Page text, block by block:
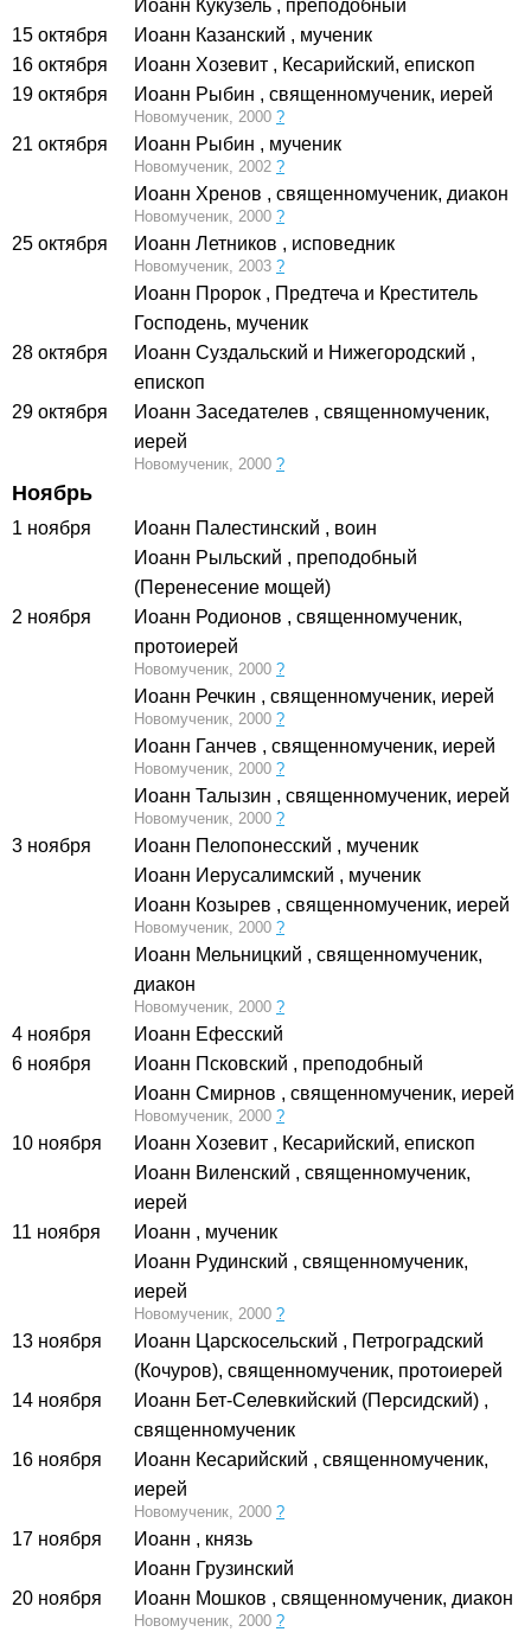
Иоанн Кукузель , преподобный
15 октября
Иоанн Казанский , мученик
16 октября
Иоанн Хозевит , Кесарийский, епископ
19 октября
Иоанн Рыбин , священномученик, иерей
Новомученик, 2000 ?
21 октября Иоанн Рыбин , мученик
Новомученик, 2002 ?
Иоанн Хренов , священномученик, диакон
Новомученик, 2000 ?
25 октября Иоанн Летников , исповедник
Новомученик, 2003 ?
Иоанн Пророк , Предтеча и Креститель
Господень, мученик
28 октября
Иоанн Суздальский и Нижегородский ,
епископ
29 октября
Иоанн Заседателев , священномученик,
иерей
Новомученик, 2000 ?
Ноябрь
1 ноября Иоанн Палестинский , воин
Иоанн Рыльский , преподобный
(Перенесение мощей)
2 ноября
Иоанн Родионов , священномученик,
протоиерей
Новомученик, 2000 ?
Иоанн Речкин , священномученик, иерей
Новомученик, 2000 ?
Иоанн Ганчев , священномученик, иерей
Новомученик, 2000 ?
Иоанн Талызин , священномученик, иерей
Новомученик, 2000 ?
3 ноября Иоанн Пелопонесский , мученик
Иоанн Иерусалимский , мученик
Иоанн Козырев , священномученик, иерей
Новомученик, 2000 ?
Иоанн Мельницкий , священномученик,
диакон
Новомученик, 2000 ?
4 ноября
Иоанн Ефесский
6 ноября
Иоанн Псковский , преподобный
Иоанн Смирнов , священномученик, иерей
Новомученик, 2000 ?
10 ноября Иоанн Хозевит , Кесарийский, епископ
Иоанн Виленский , священномученик,
иерей
11 ноября
Иоанн , мученик
Иоанн Рудинский , священномученик,
иерей
Новомученик, 2000 ?
13 ноября Иоанн Царскосельский , Петроградский
(Кочуров), священномученик, протоиерей
14 ноября
Иоанн Бет-Селевкийский (Персидский) ,
священномученик
16 ноября
Иоанн Кесарийский , священномученик,
иерей
Новомученик, 2000 ?
17 ноября Иоанн , князь
Иоанн Грузинский
20 ноября
Иоанн Мошков , священномученик, диакон
Новомученик, 2000 ?